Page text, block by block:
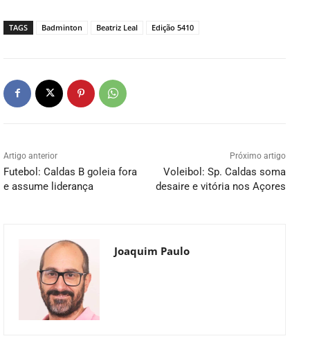
TAGS Badminton Beatriz Leal Edição 5410
Artigo anterior
Futebol: Caldas B goleia fora
e assume liderança
Próximo artigo
Voleibol: Sp. Caldas soma
desaire e vitória nos Açores
Joaquim Paulo